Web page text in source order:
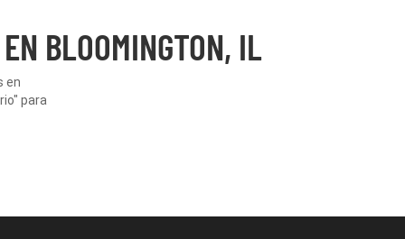
BLOOMINGTON, IL
en
para